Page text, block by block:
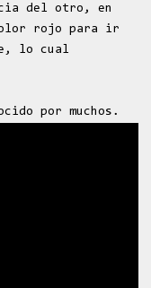
del otro, en
rojo para ir
lo cual
por muchos.